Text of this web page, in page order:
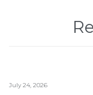
July 24, 2026